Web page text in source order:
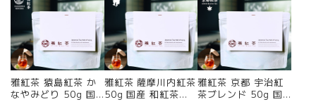
雅紅茶 猿島紅茶 か
なやみどり 50g 国
雅紅茶 薩摩川内紅茶
50g 国産 和紅茶
雅紅茶 京都 宇治紅
茶ブレンド 50g 国